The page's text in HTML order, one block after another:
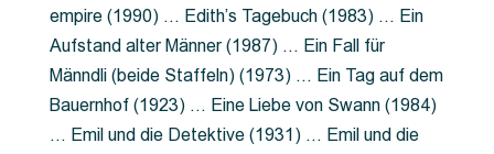
empire (1990) … Edith’s Tagebuch (1983) … Ein
Aufstand alter Männer (1987) … Ein Fall für
Männdli (beide Staffeln) (1973) … Ein Tag auf dem
Bauernhof (1923) … Eine Liebe von Swann (1984)
… Emil und die Detektive (1931) … Emil und die